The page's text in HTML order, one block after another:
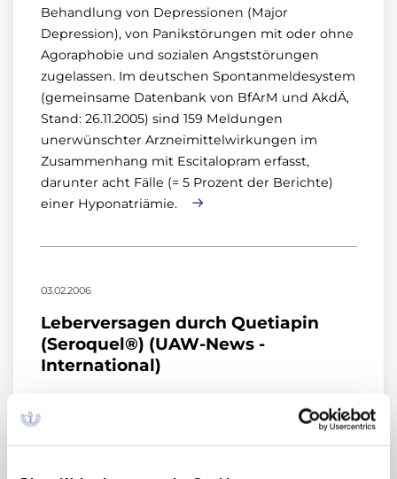
Behandlung von Depressionen (Major
Depression), von Panikstörungen mit oder ohne
Agoraphobie und sozialen Angststörungen
zugelassen. Im deutschen Spontanmeldesystem
(gemeinsame Datenbank von BfArM und AkdÄ,
Stand: 26.11.2005) sind 159 Meldungen
unerwünschter Arzneimittelwirkungen im
Zusammenhang mit Escitalopram erfasst,
darunter acht Fälle (= 5 Prozent der Berichte)
einer Hyponatriämie.
03.02.2006
Leberversagen durch Quetiapin
(Seroquel®) (UAW-News -
International)
atypischen Neuroleptika und ist zugelassen zur
Behandlung der Schizophrenie und von